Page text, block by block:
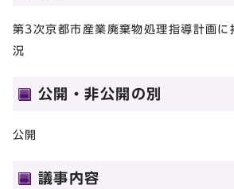
第3次京都市産業廃棄物処理指導計画に
況
公開・非公開の別
公開
議事内容